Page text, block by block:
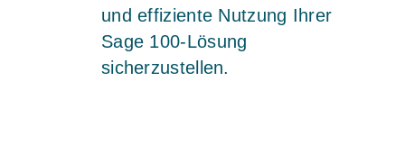
und effiziente Nutzung Ihrer
Sage 100-Lösung
sicherzustellen.